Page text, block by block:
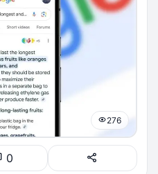
276
0